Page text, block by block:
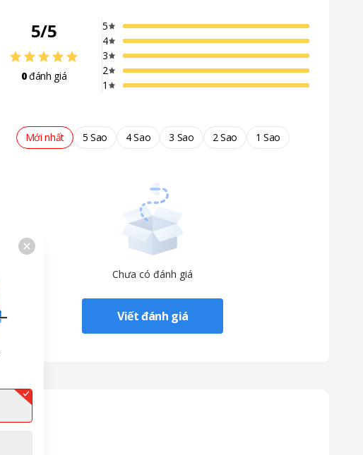
5/5
0đánh giá
5
4
3
2
1
Mới nhất 5 Sao 4 Sao 3 Sao 2 Sao 1 Sao
Chưa có đánh giá
Viết đánh giá